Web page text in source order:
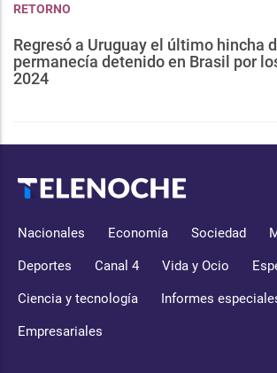
RETORNO
Regresó a Uruguay el último hincha
permanecía detenido en Brasil por
2024
Nacionales Economía Sociedad
Deportes Canal 4 Vida y Ocio
Ciencia y tecnología Informes
Empresariales